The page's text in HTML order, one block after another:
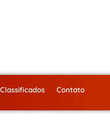
Classificados Contato